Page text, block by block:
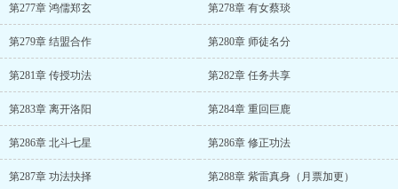
第277章 鸿儒郑玄 第278章 有女蔡琰
第279章 结盟合作 第280章 师徒名分
第281章 传授功法 第282章 任务共享
第283章 离开洛阳 第284章 重回巨鹿
第286章 北斗七星 第286章 修正功法
第287章 功法抉择 第288章 紫雷真身（月票加更）